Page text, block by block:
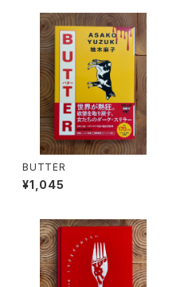
BUTTER
¥1,045